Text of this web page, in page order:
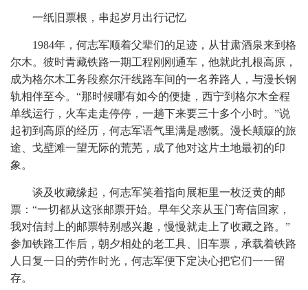
一纸旧票根，串起岁月出行记忆
1984年，何志军顺着父辈们的足迹，从甘肃酒泉来到格
尔木。彼时青藏铁路一期工程刚刚通车，他就此扎根高原，
成为格尔木工务段察尔汗线路车间的一名养路人，与漫长钢
轨相伴至今。“那时候哪有如今的便捷，西宁到格尔木全程
单线运行，火车走走停停，一趟下来要三十多个小时。”说
起初到高原的经历，何志军语气里满是感慨。漫长颠簸的旅
途、戈壁滩一望无际的荒芜，成了他对这片土地最初的印
象。
谈及收藏缘起，何志军笑着指向展柜里一枚泛黄的邮
票：“一切都从这张邮票开始。早年父亲从玉门寄信回家，
我对信封上的邮票特别感兴趣，慢慢就走上了收藏之路。”
参加铁路工作后，朝夕相处的老工具、旧车票，承载着铁路
人日复一日的劳作时光，何志军便下定决心把它们一一留
存。